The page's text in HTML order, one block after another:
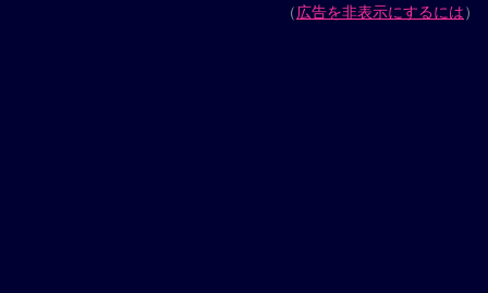
（広告を非表示にするには）